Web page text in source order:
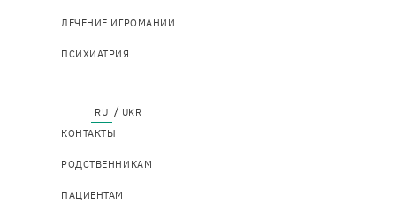
ЛЕЧЕНИЕ ИГРОМАНИИ
ПСИХИАТРИЯ
Top
menu
КОНТАКТЫ
РОДСТВЕННИКАМ
ПАЦИЕНТАМ